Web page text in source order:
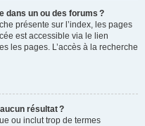
dans un ou des forums ?
présente sur l’index, les pages
est accessible via le lien
les pages. L’accès à la recherche
résultat ?
ou inclut trop de termes